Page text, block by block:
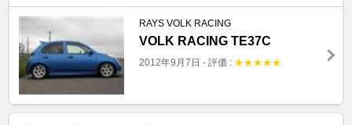
RAYS VOLK RACING
VOLK RACING TE37C
2012年9月7日 - 評価 : ★★★★★